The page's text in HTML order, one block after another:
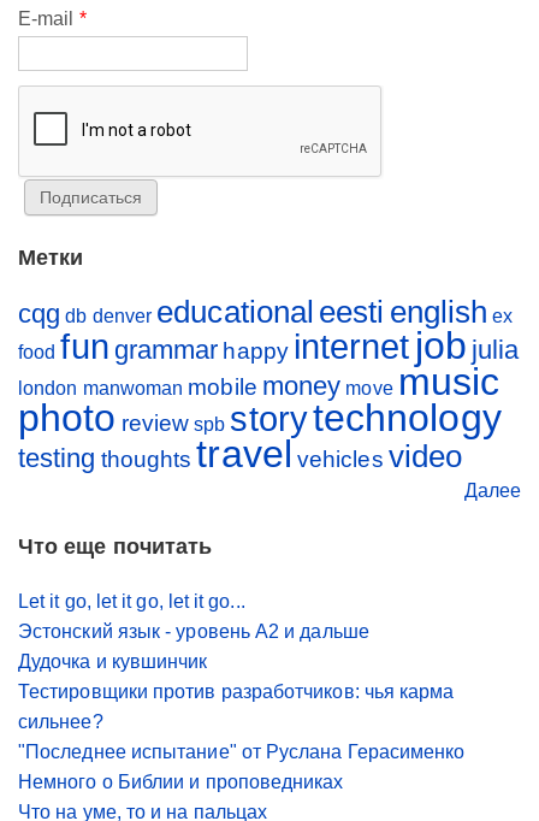
E-mail *
Метки
cqg db denver educational eesti english ex
food fun grammar happy internet job julia
london manwoman mobile money move music
photo review spb storytechnology
testing thoughts travel vehicles video
Далее
Что еще почитать
Let it go, let it go, let it go...
Эстонский язык - уровень A2 и дальше
Дудочка и кувшинчик
Тестировщики против разработчиков: чья карма
сильнее?
"Последнее испытание" от Руслана Герасименко
Немного о Библии и проповедниках
Что на уме, то и на пальцах